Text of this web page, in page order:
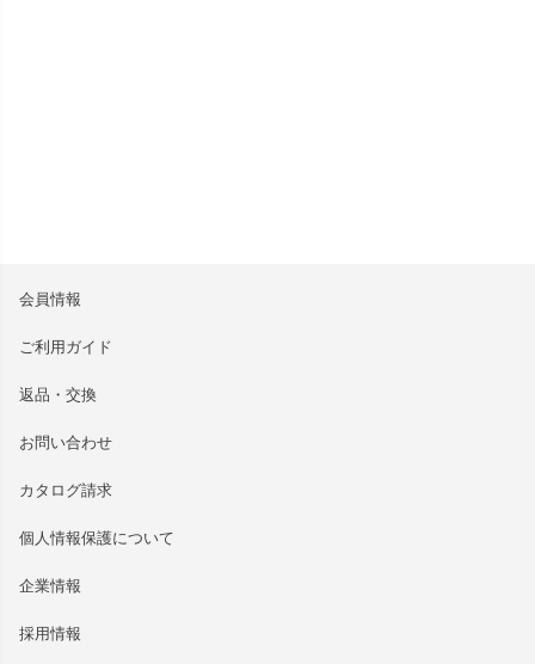
会員情報
ご利用ガイド
返品・交換
お問い合わせ
カタログ請求
個人情報保護について
企業情報
採用情報